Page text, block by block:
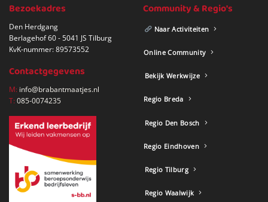
Bezoekadres
Den Herdgang
Berlagehof 60 - 5041 JS Tilburg
KvK-nummer: 89573552
Contactgegevens
M: info@brabantmaatjes.nl
T:085-0074235
Community & Regio's
Naar Activiteiten
Online Community
Bekijk Werkwijze
Regio Breda
Regio Den Bosch
Regio Eindhoven
Regio Tilburg
Regio Waalwijk